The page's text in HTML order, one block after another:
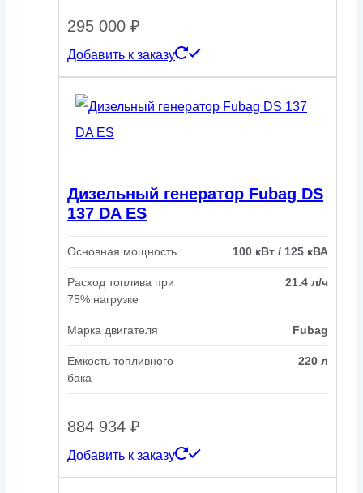
295 000 ₽
Добавить к заказу
Дизельный генератор Fubag DS
137 DA ES
Основная мощность 100 кВт / 125 кВА
Расход топлива при
75% нагрузке
21.4 л/ч
Марка двигателя Fubag
Емкость топливного
бака
220 л
884 934 ₽
Добавить к заказу